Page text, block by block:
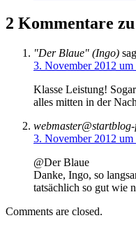
2 Kommentare
"Der Blaue" (Ingo)
3. November 2012
Klasse Leistung!
alles mitten in der
3. November 2012
@Der Blaue
Danke, Ingo, so
tatsächlich so gut wie
Comments are closed.